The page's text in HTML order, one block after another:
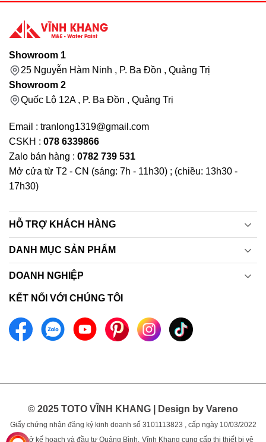
Showroom 1
25 Nguyễn Hàm Ninh , P. Ba Đồn , Quảng Trị
Showroom 2
Quốc Lộ 12A , P. Ba Đồn , Quảng Trị
Email : tranlong1319@gmail.com
CSKH : 078 6339866
Zalo bán hàng : 0782 739 531
Mở cửa từ T2 - CN (sáng: 7h - 11h30) ; (chiều: 13h30 -
17h30)
HỖ TRỢ KHÁCH HÀNG
DANH MỤC SẢN PHẨM
DOANH NGHIỆP
KẾT NỐI VỚI CHÚNG TÔI
© 2025 TOTO VĨNH KHANG | Design by Vareno
Giấy chứng nhận đăng ký kinh doanh số 3101113823 , cấp ngày 10/03/2022
bởi sở kế hoạch và đầu tư Quảng Bình. Vĩnh Khang cung cấp thị thiết bị vệ